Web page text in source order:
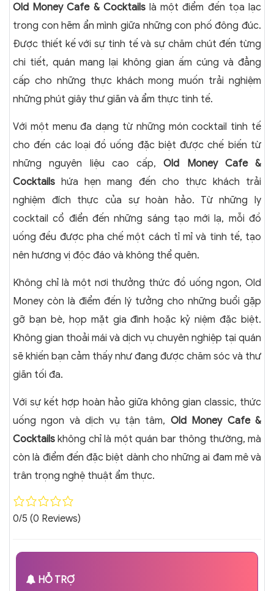
Old Money Cafe & Cocktailslà một điểm đến tọa lạc
trong con hẽm ẩn mình giữa những con phố đông đúc.
Được thiết kế với sự tinh tế và sự chăm chút đến từng
chi tiết, quán mang lại không gian ấm cúng và đẳng
cấp cho những thực khách mong muốn trải nghiệm
những phút giây thư giãn và ẩm thực tinh tế.
Với một menu đa dạng từ những món cocktail tinh tế
cho đến các loại đồ uống đặc biệt được chế biến từ
những nguyên liệu cao cấp,Old Money Cafe &
Cocktails hứa hẹn mang đến cho thực khách trải
nghiệm đích thực của sự hoàn hảo. Từ những ly
cocktail cổ điển đến những sáng tạo mới lạ, mỗi đồ
uống đều được pha chế một cách tỉ mỉ và tinh tế, tạo
nên hương vị độc đáo và không thể quên.
Không chỉ là một nơi thưởng thức đồ uống ngon, Old
Money còn là điểm đến lý tưởng cho những buổi gặp
gỡ bạn bè, họp mặt gia đình hoặc kỷ niệm đặc biệt.
Không gian thoải mái và dịch vụ chuyên nghiệp tại quán
sẽ khiến bạn cảm thấy như đang được chăm sóc và thư
giãn tối đa.
Với sự kết hợp hoàn hảo giữa không gian classic, thức
uống ngon và dịch vụ tận tâm, Old Money Cafe &
Cocktails không chỉ là một quán bar thông thường, mà
còn là điểm đến đặc biệt dành cho những ai đam mê và
trân trọng nghệ thuật ẩm thực.
0/5 (0 Reviews)
HỖ TRỢ